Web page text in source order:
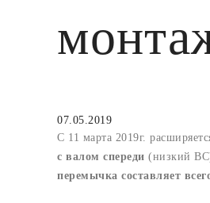
07.05.2019
С 11 марта 2019г.
с валом спереди (низкий
перемычка составляет